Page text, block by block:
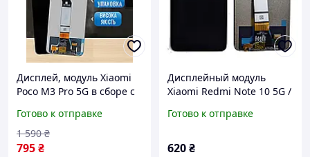
Дисплей, модуль Xiaomi
Poco M3 Pro 5G в сборе с
Ксиоми Поко М3 Про
Готово к отправке
795₴
1 590 ₴
Дисплейный модуль
Xiaomi Redmi Note 10 5G /
и экран
Готово к отправке
620₴